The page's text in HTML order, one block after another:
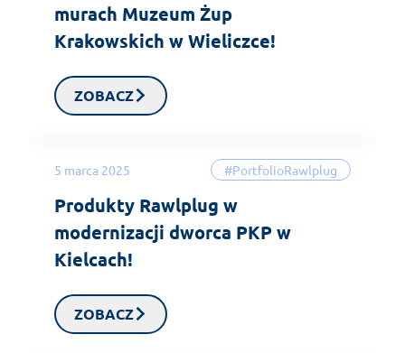
murach Muzeum Żup
Krakowskich w Wieliczce!
ZOBACZ
5 marca 2025 #PortfolioRawlplug
Produkty Rawlplug w
modernizacji dworca PKP w
Kielcach!
ZOBACZ